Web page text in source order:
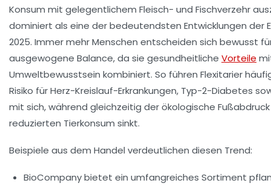
Konsum mit gelegentlichem Fleisch- und Fischverzehr
dominiert als eine der bedeutendsten Entwicklungen der
2025. Immer mehr Menschen entscheiden sich bewusst
ausgewogene Balance, da sie gesundheitliche Vorteile
Umweltbewusstsein kombiniert. So führen Flexitarier
Risiko für Herz-Kreislauf-Erkrankungen, Typ-2-Diabetes
mit sich, während gleichzeitig der ökologische
reduzierten Tierkonsum sinkt.
Beispiele aus dem Handel verdeutlichen diesen Trend:
BioCompanybietet ein umfangreiches Sortiment